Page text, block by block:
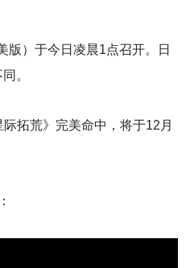
版）于今日凌晨1点​召开。日
。
际拓荒》完美命中，将于12月